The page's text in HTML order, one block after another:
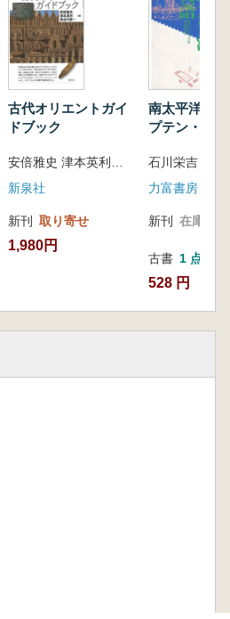
古代オリエントガイ
ドブック
新泉社
新刊 取り寄せ
1,980円
南太平洋物
プテン・ク
石川栄吉 著
力富書房
新刊 在庫なし
古書 1 点
528 円